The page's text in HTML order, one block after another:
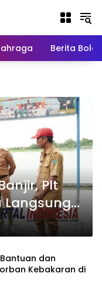
Berita Bola
Plt
Langsung
dan
Kebakaran di